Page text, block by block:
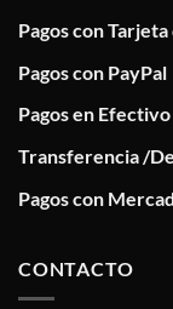
Pagos con
Pagos con PayPal
Pagos en
Transferencia /
Pagos con
CONTACTO